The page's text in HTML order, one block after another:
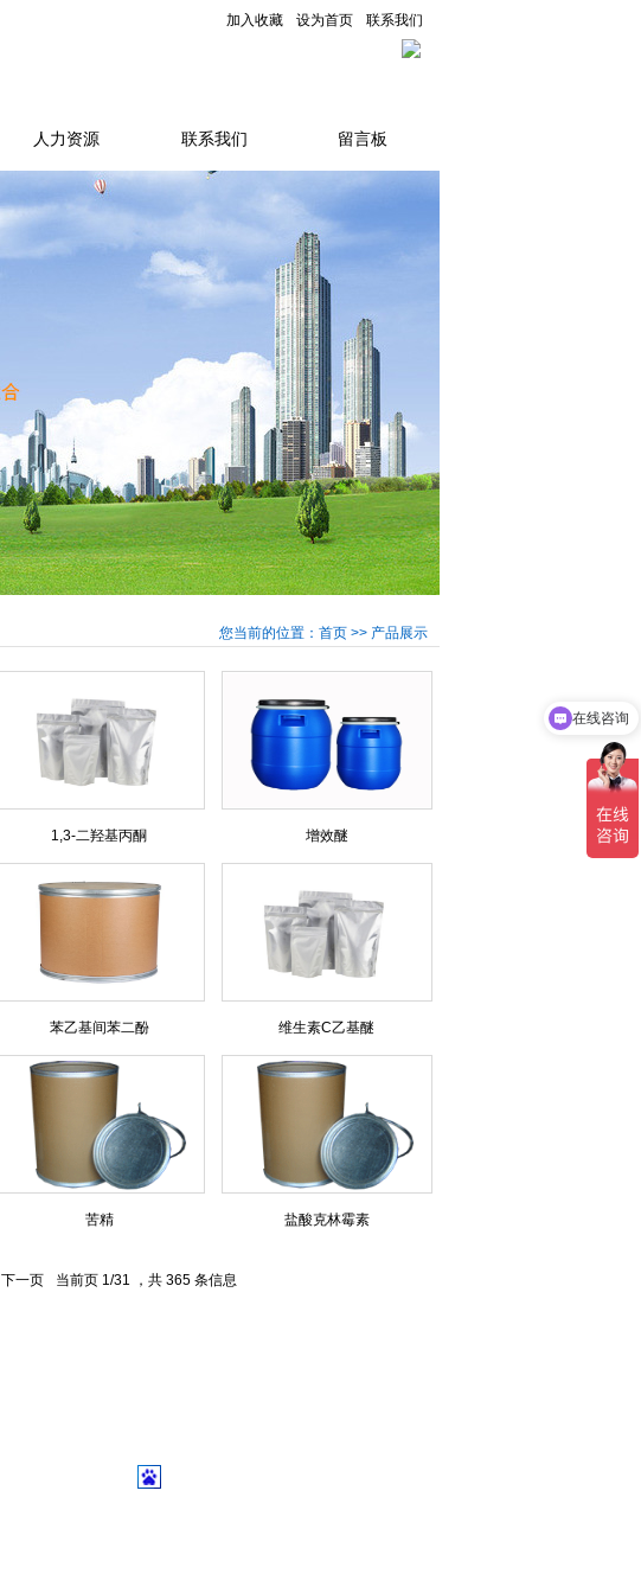
加入收藏 设为首页 联系我们
人力资源 联系我们 留言板
您当前的位置：首页 >> 产品展示
1,3-二羟基丙酮 增效醚
苯乙基间苯二酚 维生素C乙基醚
苦精 盐酸克林霉素
下一页 当前页 1/31 ，共 365 条信息
在线咨询